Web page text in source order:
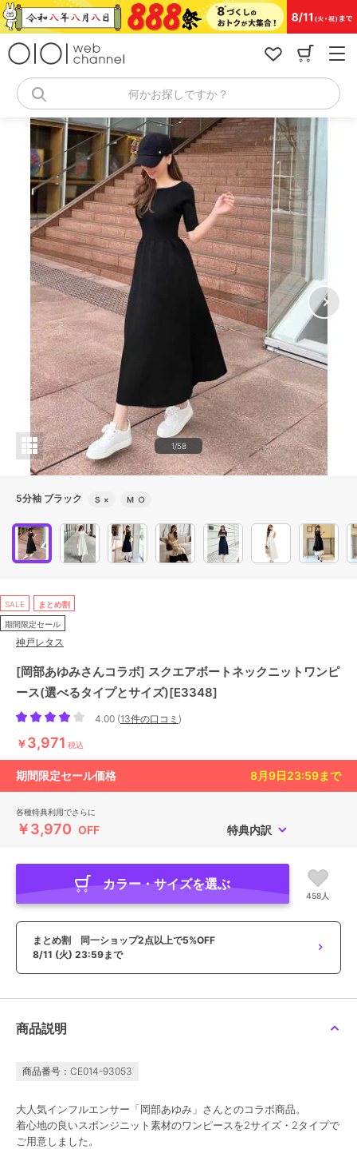
コ
ン
何かお探しですか？
1/58
5分袖 ブラック S × M ○
SALE まとめ割
期間限定セール
神戸レタス
[岡部あゆみさんコラボ] スクエアボートネックニットワンピ
ース(選べるタイプとサイズ)[E3348]
4.00 (13件の口コミ )
￥3,971 税込
期間限定セール価格 8月9日23:59まで
各種特典利用でさらに
￥3,970 OFF 特典内訳
カラー・サイズを選ぶ
458人
まとめ割 同一ショップ2点以上で5%OFF
8/11 (火) 23:59まで
商品説明
商品番号：CE014-93053
大人気インフルエンサー「岡部あゆみ」さんとのコラボ商品。
着心地の良いスポンジニット素材のワンピースを2サイズ・2タイプで
ご用意しました。